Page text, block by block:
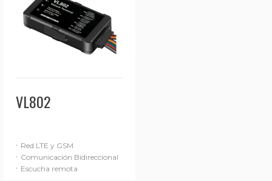
VL802
· Red LTE y GSM
· Comunicación Bidireccional
· Escucha remota